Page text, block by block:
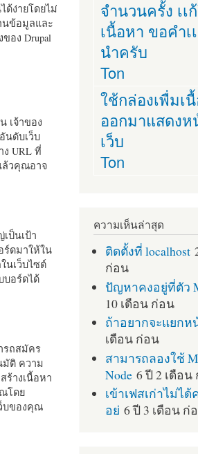
ด้ง่ายโดยไม่
นข้อมูลและ
อง Drupal
เจ้าของ
นดับเว็บ
URL ที่
ล้วคุณอาจ
ป็นเป้า
ร์ดมาให้ใน
นเว็บไซต์
บอร์ดได้
รถสมัคร
มัติ ความ
ร้างเนื้อหา
ณโดย
บของคุณ
จำนวนครั้ง เเ
เนื้อหา ขอคำเ
นำครับ
Ton
ใช้กล่องเพื่มเ
ออกมาแสดงห
เว็บ
Ton
ความเห็นล่าสุด
ติดตั้งที่ localhost
ก่อน
ปัญหาคงอยู่ที่ตัว
10 เดือน ก่อน
ถ้าอยากจะแยกห
เดือน ก่อน
สามารถลองใช้
Node 6 ปี 2 เดือน
เข้าเฟสเก่าไม่ไ
อย่ 6 ปี 3 เดือน ก่